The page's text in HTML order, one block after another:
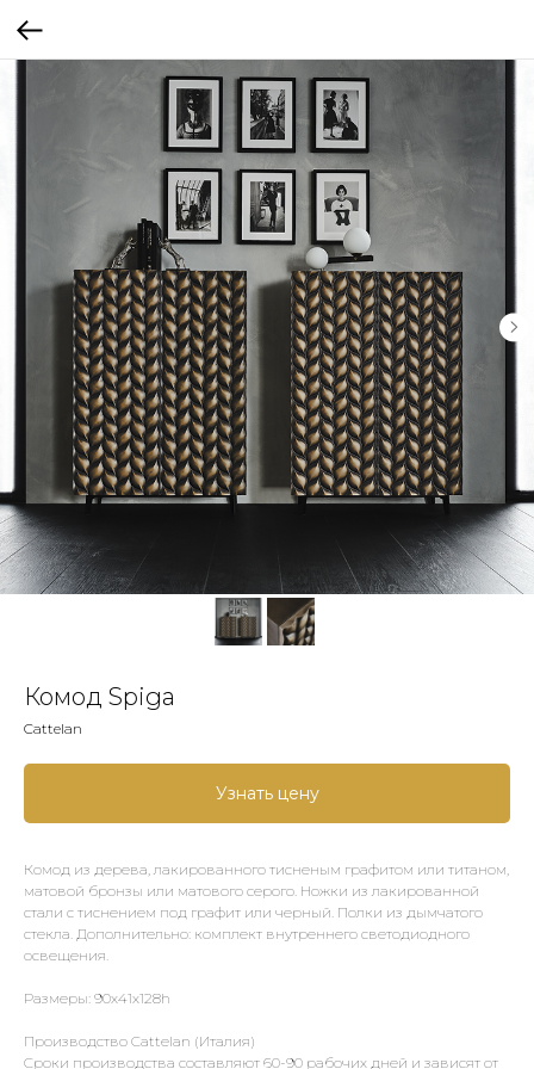
Комод Spiga
Cattelan
Узнать цену
Комод из дерева, лакированного тисненым графитом или титаном,
матовой бронзы или матового серого. Ножки из лакированной
стали с тиснением под графит или черный. Полки из дымчатого
стекла. Дополнительно: комплект внутреннего светодиодного
освещения.
Размеры: 90x41x128h
Производство Cattelan (Италия)
Сроки производства составляют 60-90 рабочих дней и зависят от